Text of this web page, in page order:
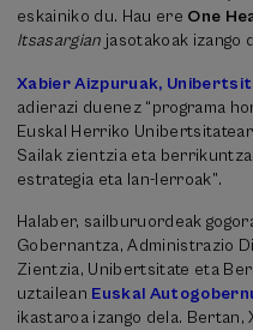
eskainiko du. Hau ere One
Itsasargian jasotakoak izango
Xabier Aizpuruak,
adierazi duenez “programa
Euskal Herriko
Sailak zientzia eta
estrategia eta lan-lerroak”.
Halaber, sailburuordeak
Gobernantza, Administrazio
Zientzia, Unibertsitate eta
uztailean Euskal
ikastaroa izango dela. Bertan,